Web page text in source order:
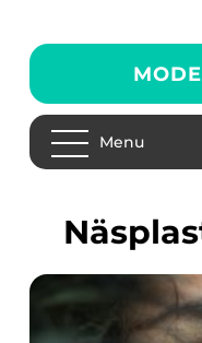
Menu